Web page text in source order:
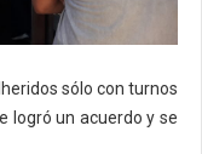
sólo con turnos
logró un acuerdo y se